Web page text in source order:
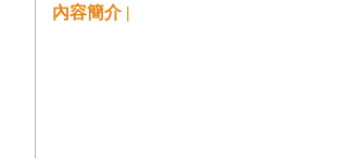
內容簡介 |